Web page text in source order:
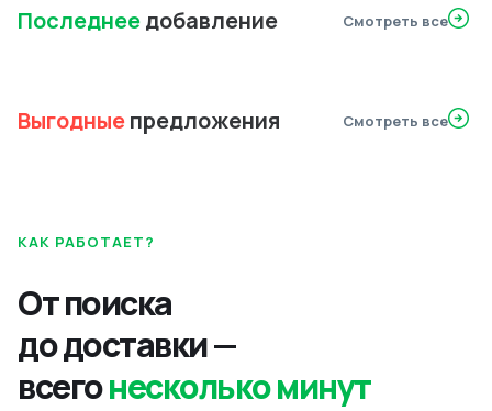
Последнеедобавление Смотреть все
Выгодныепредложения Смотреть все
КАК РАБОТАЕТ?
От поиска
до доставки —
всегонесколько минут